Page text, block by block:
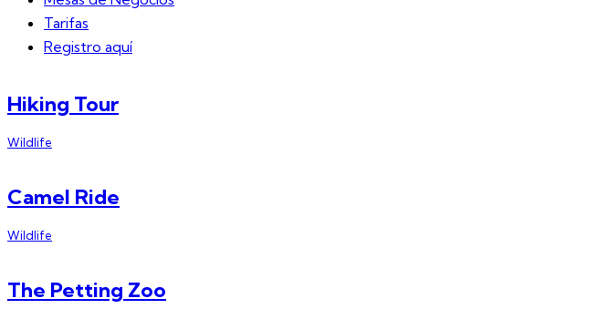
Tarifas
Registro aquí
Hiking Tour
Wildlife
Camel Ride
Wildlife
The Petting Zoo